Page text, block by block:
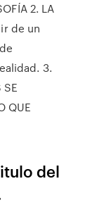
2. LA
de un
3.
SE
QUE
del